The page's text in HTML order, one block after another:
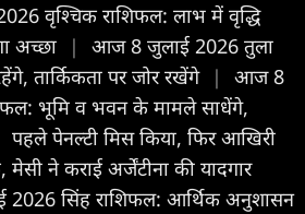
वृश्चिक राशिफल: लाभ में वृद्धि
अच्छा
|
आज 8 जुलाई 2026 तुला
तार्किकता पर जोर रखेंगे |
आज 8
भूमि व भवन के मामले साधेंगे,
पहले पेनल्टी मिस किया, फिर आखिरी
ने कराई अर्जेंटीना की यादगार
सिंह राशिफल: आर्थिक अनुशासन